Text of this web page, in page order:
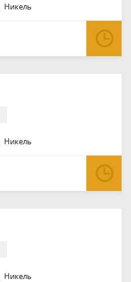
Никель
Никель
Никель